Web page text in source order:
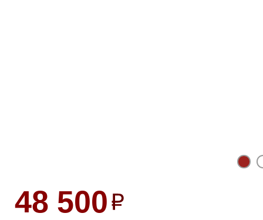
48 500